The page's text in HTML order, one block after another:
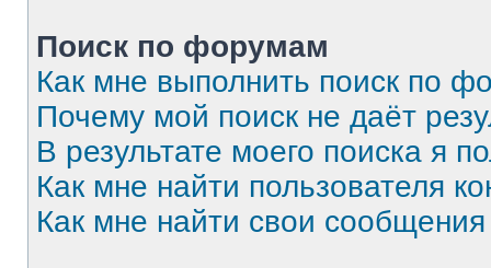
Поиск по форумам
Как мне выполнить поиск по
Почему мой поиск не даёт
В результате моего поиска я
Как мне найти пользователя
Как мне найти свои